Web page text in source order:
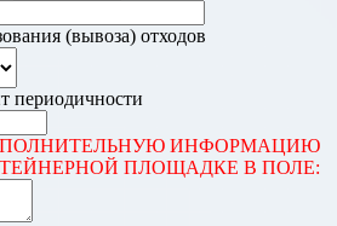
(вывоза) отходов
периодичности
ИНФОРМАЦИЮ
ПЛОЩАДКЕ В ПОЛЕ: